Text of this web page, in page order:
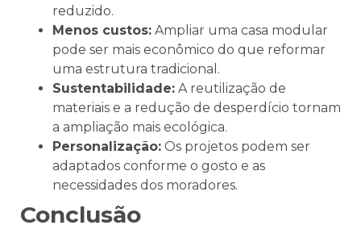
reduzido.
Menos custos: Ampliar uma casa modular
pode ser mais econômico do que reformar
uma estrutura tradicional.
Sustentabilidade: A reutilização de
materiais e a redução de desperdício tornam
a ampliação mais ecológica.
Personalização: Os projetos podem ser
adaptados conforme o gosto e as
necessidades dos moradores.
Conclusão